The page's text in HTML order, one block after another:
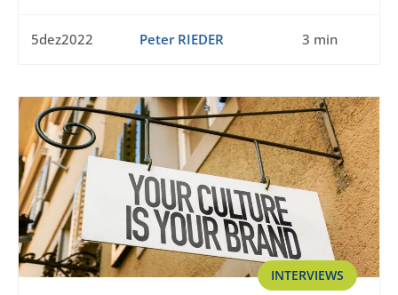
5dez2022 Peter RIEDER 3 min
INTERVIEWS